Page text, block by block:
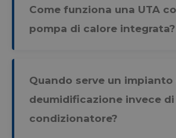
Come funziona una UTA
pompa di calore integrata?
Quando serve un impianto
deumidificazione invece di
condizionatore?